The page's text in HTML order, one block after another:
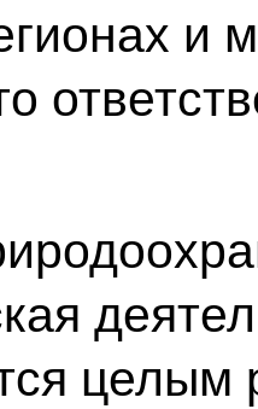
и
целым